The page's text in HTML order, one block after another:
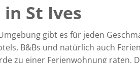
St Ives
gibt es für jeden
B&Bs und natürlich auch
zu einer Ferienwohnung raten.